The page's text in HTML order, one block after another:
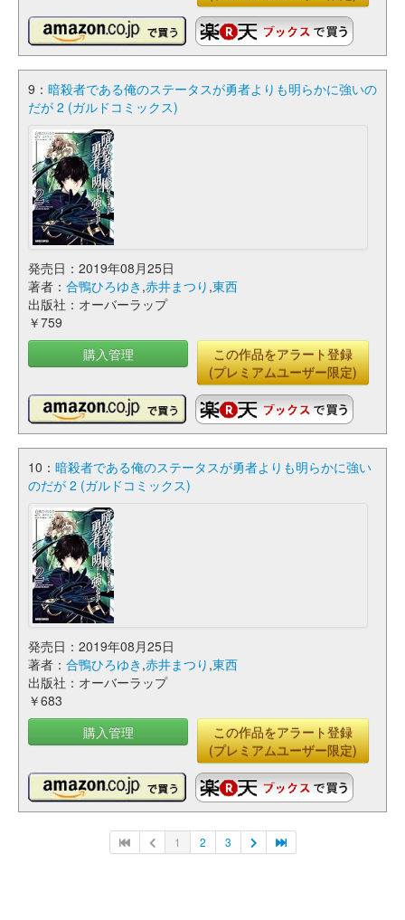
9： 暗殺者である俺のステータスが勇者よりも明らかに強いの
だが 2 (ガルドコミックス)
発売日：2019年08月25日
著者： 合鴨ひろゆき ,赤井まつり ,東西
出版社：オーバーラップ
￥759
購入管理
この作品をアラート登録
(プレミアムユーザー限定)
10： 暗殺者である俺のステータスが勇者よりも明らかに強い
のだが 2 (ガルドコミックス)
発売日：2019年08月25日
著者： 合鴨ひろゆき ,赤井まつり ,東西
出版社：オーバーラップ
￥683
購入管理
この作品をアラート登録
(プレミアムユーザー限定)
1 2 3